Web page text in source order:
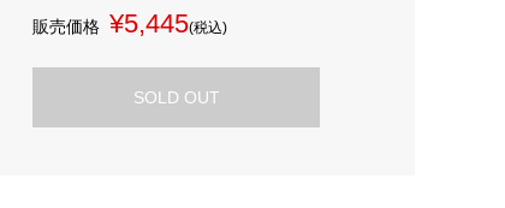
販売価格 ¥5,445(税込)
SOLD OUT